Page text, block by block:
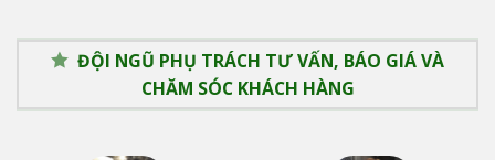
ĐỘI NGŨ PHỤ TRÁCH TƯ VẤN, BÁO GIÁ VÀ
CHĂM SÓC KHÁCH HÀNG